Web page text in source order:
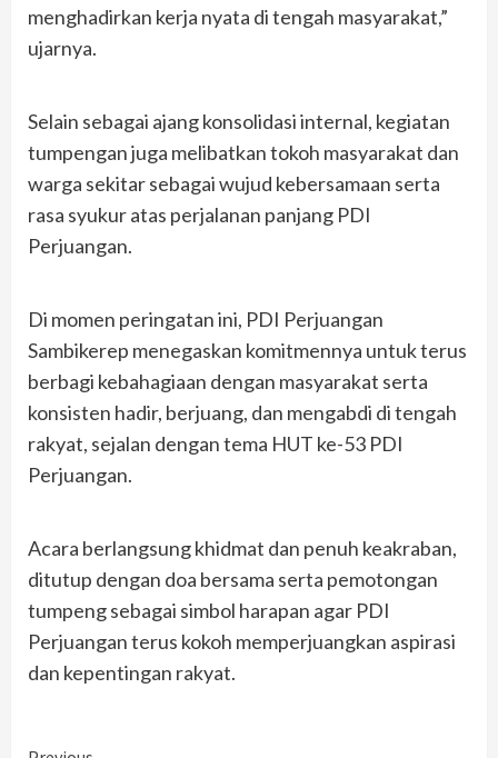
menghadirkan kerja nyata di tengah masyarakat,”
ujarnya.
Selain sebagai ajang konsolidasi internal, kegiatan
tumpengan juga melibatkan tokoh masyarakat dan
warga sekitar sebagai wujud kebersamaan serta
rasa syukur atas perjalanan panjang PDI
Perjuangan.
Di momen peringatan ini, PDI Perjuangan
Sambikerep menegaskan komitmennya untuk terus
berbagi kebahagiaan dengan masyarakat serta
konsisten hadir, berjuang, dan mengabdi di tengah
rakyat, sejalan dengan tema HUT ke-53 PDI
Perjuangan.
Acara berlangsung khidmat dan penuh keakraban,
ditutup dengan doa bersama serta pemotongan
tumpeng sebagai simbol harapan agar PDI
Perjuangan terus kokoh memperjuangkan aspirasi
dan kepentingan rakyat.